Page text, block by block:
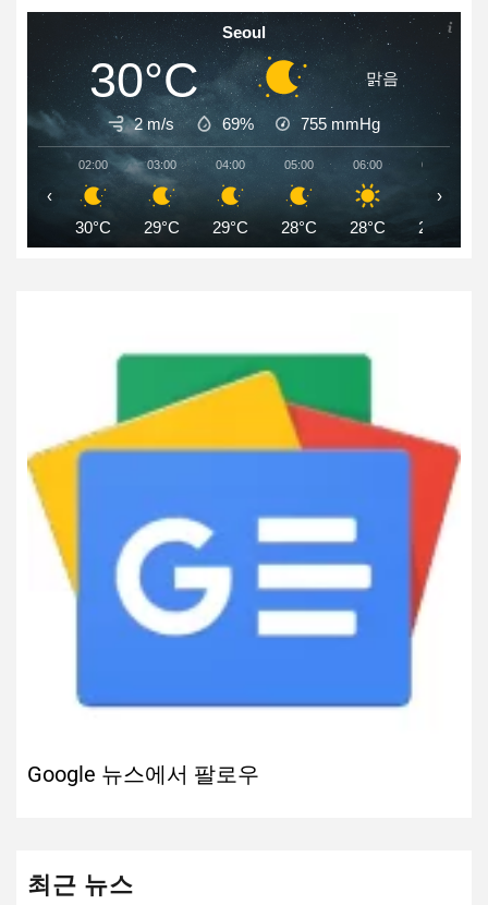
Seoul
30°C 맑음
2 m/s 69% 755 mmHg
02:00
30°C
03:00
29°C
04:00
29°C
05:00
28°C
06:00
28°C
07:00
29°C
‹ ›
Google 뉴스에서 팔로우
최근 뉴스